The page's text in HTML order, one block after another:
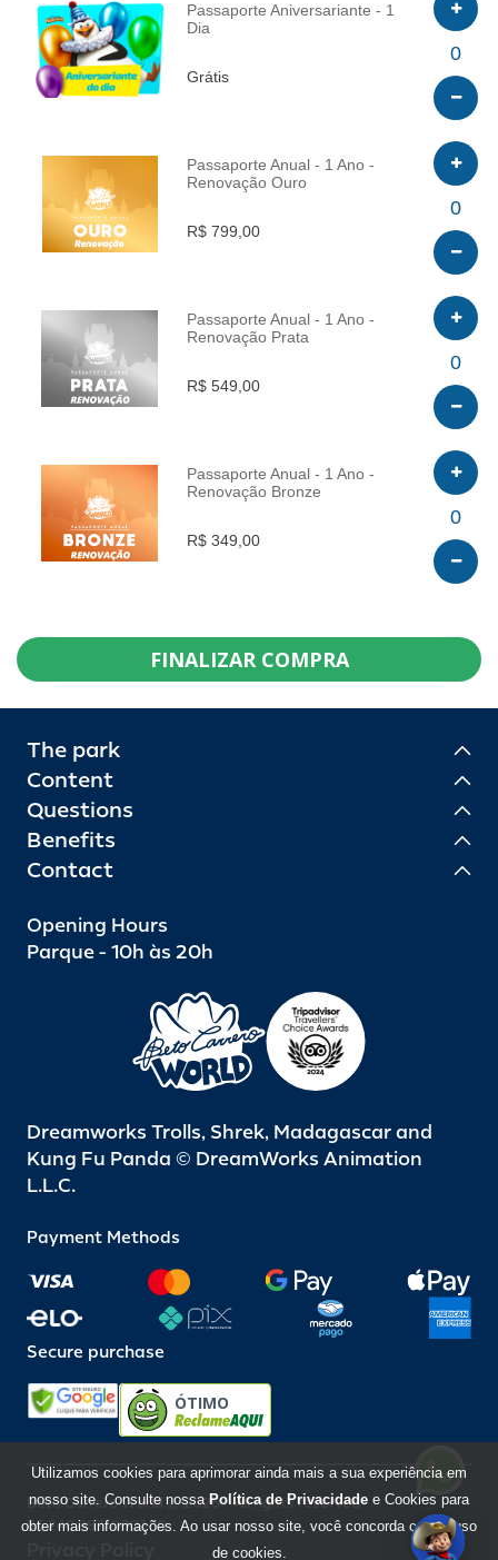
INFO
Passaporte Aniversariante - 1
Dia
Grátis
0
INFO
Passaporte Anual - 1 Ano -
Renovação Ouro
R$ 799,00
0
INFO
Passaporte Anual - 1 Ano -
Renovação Prata
R$ 549,00
0
INFO
Passaporte Anual - 1 Ano -
Renovação Bronze
R$ 349,00
0
FINALIZAR COMPRA
The park
Content
Questions
Benefits
Contact
Opening Hours
Parque - 10h às 20h
Dreamworks Trolls, Shrek, Madagascar and
Kung Fu Panda © DreamWorks Animation
L.L.C.
Payment Methods
Secure purchase
ÓTIMO
Beto Carrero World @ 2026 / All rights reserved
85.248.987/0001-10
Utilizamos cookies para aprimorar ainda mais a sua experiência em
nosso site. Consulte nossa Política de Privacidade e Cookies para
obter mais informações. Ao usar nosso site, você concorda com o uso
de cookies.